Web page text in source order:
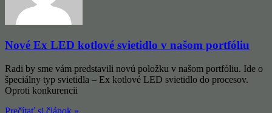
Nové Ex LED kotlové svietidlo v našom portfóliu
Radi by sme vám predstavili novú položku v našom portfóliu. Ide o
špeciálny typ svietidla – Ex kotlové LED svietidlo do procesov.
Oproti konkurencii
Prečítať si článok »